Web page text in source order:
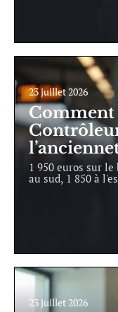
23 juillet 2026
Comment
1 950 euros sur
au sud, 1 850 à
23 juillet 2026